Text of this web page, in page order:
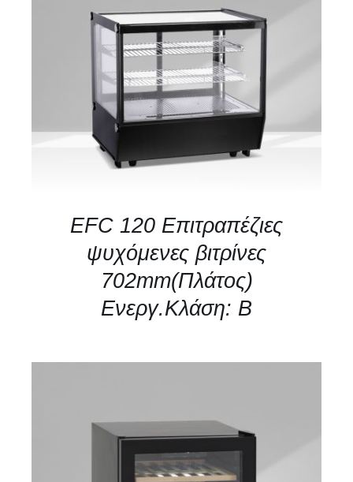
ΛΕΠΤΟΜΈΡΕΙΕΣ
EFC 120 Επιτραπέζιες
ψυχόμενες βιτρίνες
702mm(Πλάτος)
Ενεργ.Κλάση: Β